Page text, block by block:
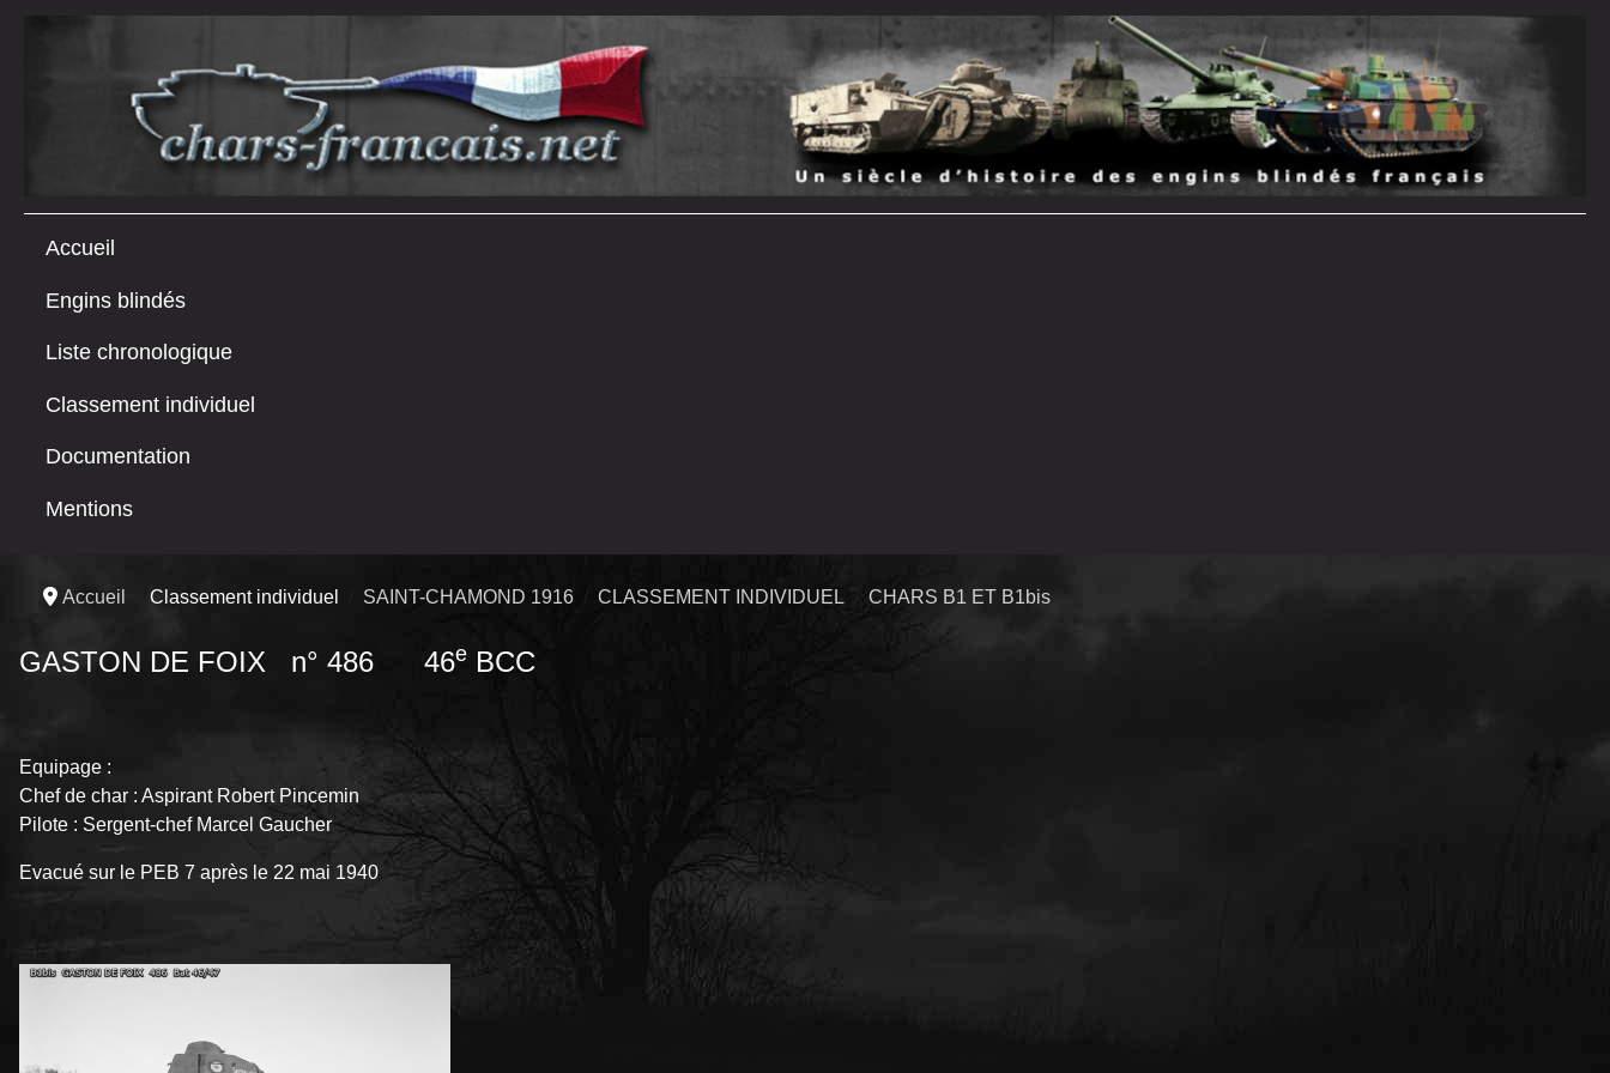
Accueil
Engins blindés
Liste chronologique
Classement individuel
Documentation
Mentions
Accueil Classement individuel SAINT-CHAMOND 1916 CLASSEMENT INDIVIDUEL CHARS B1 ET B1bis
GASTON DE FOIX n° 486 46e BCC
Equipage :
Chef de char : Aspirant Robert Pincemin
Pilote : Sergent-chef Marcel Gaucher
Evacué sur le PEB 7 après le 22 mai 1940